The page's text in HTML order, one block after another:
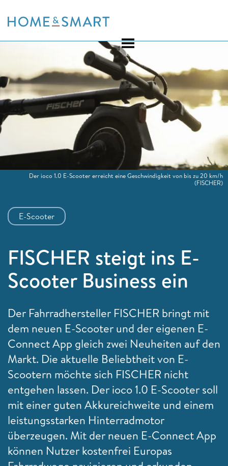
to
E-Scooter
FISCHER steigt ins E-
Scooter Business ein
Der Fahrradhersteller FISCHER bringt mit
dem neuen E-Scooter und der eigenen E-
Connect App gleich zwei Neuheiten auf den
Markt. Die aktuelle Beliebtheit von E-
Scootern möchte sich FISCHER nicht
entgehen lassen. Der ioco 1.0 E-Scooter soll
mit einer guten Akkureichweite und einem
leistungsstarken Hinterradmotor
überzeugen. Mit der neuen E-Connect App
können Nutzer kostenfrei Europas
Der ioco 1.0 E-Scooter erreicht eine Geschwindigkeit von bis zu 20 km/h
(FISCHER)